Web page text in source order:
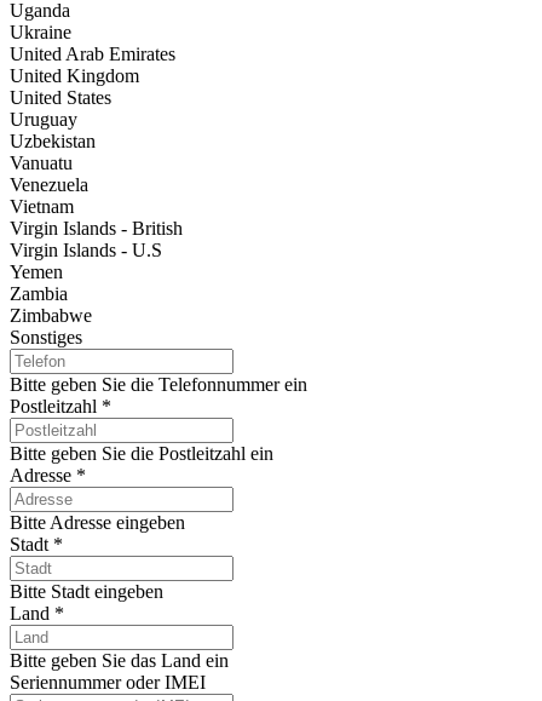
Uganda
Ukraine
United Arab Emirates
United Kingdom
United States
Uruguay
Uzbekistan
Vanuatu
Venezuela
Vietnam
Virgin Islands - British
Virgin Islands - U.S
Yemen
Zambia
Zimbabwe
Sonstiges
Bitte geben Sie die Telefonnummer ein
Postleitzahl *
Bitte geben Sie die Postleitzahl ein
Adresse *
Bitte Adresse eingeben
Stadt *
Bitte Stadt eingeben
Land *
Bitte geben Sie das Land ein
Seriennummer oder IMEI